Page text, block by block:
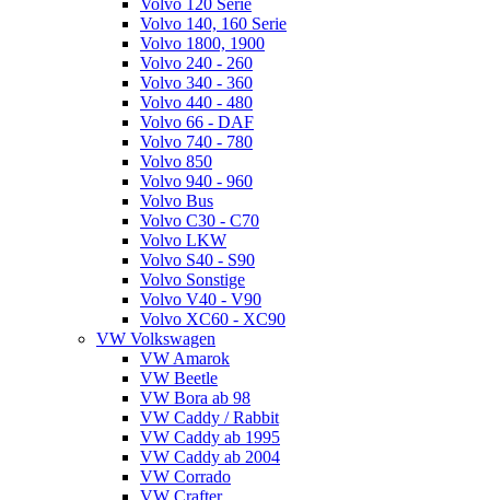
Volvo 120 Serie
Volvo 140, 160 Serie
Volvo 1800, 1900
Volvo 240 - 260
Volvo 340 - 360
Volvo 440 - 480
Volvo 66 - DAF
Volvo 740 - 780
Volvo 850
Volvo 940 - 960
Volvo Bus
Volvo C30 - C70
Volvo LKW
Volvo S40 - S90
Volvo Sonstige
Volvo V40 - V90
Volvo XC60 - XC90
VW Volkswagen
VW Amarok
VW Beetle
VW Bora ab 98
VW Caddy / Rabbit
VW Caddy ab 1995
VW Caddy ab 2004
VW Corrado
VW Crafter